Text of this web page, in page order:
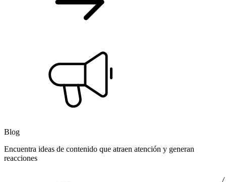
Blog
Encuentra ideas de contenido que atraen atención y generan
reacciones